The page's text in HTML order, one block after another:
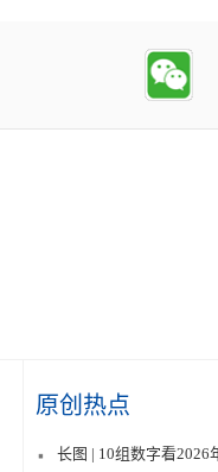
原创热点
长图 | 10组数字看2026